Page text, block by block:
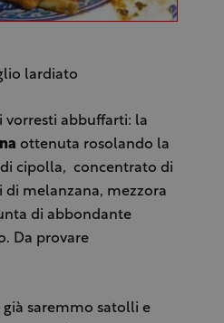
lardiato
vorresti abbuffarti: la
ottenuta rosolando la
cipolla, concentrato di
melanzana, mezzora
di abbondante
Da provare
saremmo satolli e